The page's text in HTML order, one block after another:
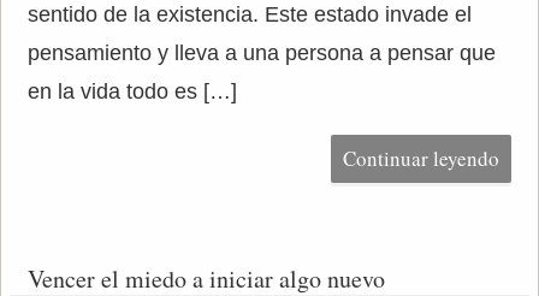
sentido de la existencia. Este estado invade el
pensamiento y lleva a una persona a pensar que
en la vida todo es […]
Continuar leyendo
Vencer el miedo a iniciar algo nuevo